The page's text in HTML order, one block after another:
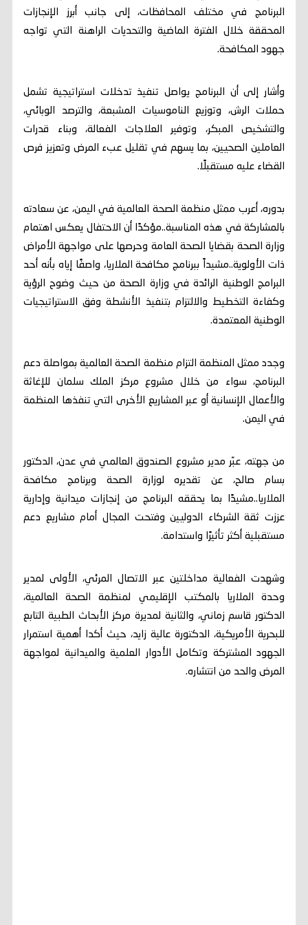
البرنامج في مختلف المحافظات، إلى جانب أبرز الإنجازات
المحققة خلال الفترة الماضية والتحديات الراهنة التي تواجه
جهود المكافحة.
وأشار إلى أن البرنامج يواصل تنفيذ تدخلات استراتيجية تشمل
حملات الرش، وتوزيع الناموسيات المشبعة، والترصد الوبائي،
والتشخيص المبكر، وتوفير العلاجات الفعالة، وبناء قدرات
العاملين الصحيين، بما يسهم في تقليل عبء المرض وتعزيز فرص
القضاء عليه مستقبلًا.
بدوره، أعرب ممثل منظمة الصحة العالمية في اليمن، عن سعادته
بالمشاركة في هذه المناسبة..مؤكدًا أن الاحتفال يعكس اهتمام
وزارة الصحة بقضايا الصحة العامة وحرصها على مواجهة الأمراض
ذات الأولوية..مشيداً ببرنامج مكافحة الملاريا، واصفًا إياه بأنه أحد
البرامج الوطنية الرائدة في وزارة الصحة من حيث وضوح الرؤية
وكفاءة التخطيط والالتزام بتنفيذ الأنشطة وفق الاستراتيجيات
الوطنية المعتمدة.
وجدد ممثل المنظمة التزام منظمة الصحة العالمية بمواصلة دعم
البرنامج، سواء من خلال مشروع مركز الملك سلمان للإغاثة
والأعمال الإنسانية أو عبر المشاريع الأخرى التي تنفذها المنظمة
في اليمن.
من جهته، عبّر مدير مشروع الصندوق العالمي في عدن، الدكتور
بسام صالح، عن تقديره لوزارة الصحة وبرنامج مكافحة
الملاريا..مشيدًا بما يحققه البرنامج من إنجازات ميدانية وإدارية
عززت ثقة الشركاء الدوليين وفتحت المجال أمام مشاريع دعم
مستقبلية أكثر تأثيرًا واستدامة.
وشهدت الفعالية مداخلتين عبر الاتصال المرئي، الأولى لمدير
وحدة الملاريا بالمكتب الإقليمي لمنظمة الصحة العالمية،
الدكتور قاسم زماني، والثانية لمديرة مركز الأبحاث الطبية التابع
للبحرية الأمريكية، الدكتورة عالية زايد، حيث أكدا أهمية استمرار
الجهود المشتركة وتكامل الأدوار العلمية والميدانية لمواجهة
المرض والحد من انتشاره.